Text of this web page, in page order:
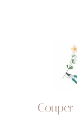
Couper